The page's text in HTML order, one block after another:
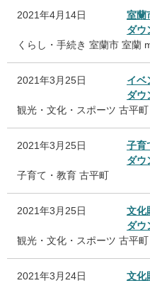
2021年4月14日
室蘭
ダウ
くらし・手続き 室蘭市 室蘭
2021年3月25日
イベ
ダウ
観光・文化・スポーツ 古平町
2021年3月25日
子育
ダウ
子育て・教育 古平町
2021年3月25日
文化
ダウ
観光・文化・スポーツ 古平町
2021年3月24日
文化